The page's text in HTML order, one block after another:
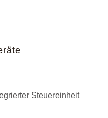
Steuereinheit